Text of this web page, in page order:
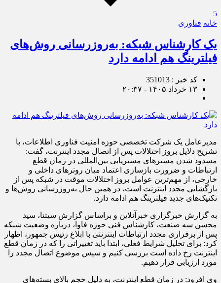
5
خانه فناوری
یک کارشناس شبکه: به‌روزرسانی روش‌های
فیلترینگ هم ادامه دارد
کد خبر : 351013
۱۳ خرداد ۱۴۰۵ - ۲۰:۳۷
مدیرعامل یک شرکت تخصصی حوزه امنیت فناوری اطلاعات، با
تشریح دلایل بروز اختلالات پس از اتصال مجدد اینترنت، گفت:
مسدود شدن مسیرهای مسیریابی بین‌المللی در زمان قطع
ارتباطات و ضرورت بازسازی اعتماد میان روترهای داخلی و
خارجی، از مهم‌ترین عوامل بروز اختلالات موقت در شبکه پس از
بازگشایی مجدد اینترنت است، در همین حال به‌روزرسانی روش‌ها و
تکنیک‌های جدید فیلترینگ هم ادامه دارد.
به گزارش خبرگزاری خبرآنلاین و براساس گزارش سیتنا، سید
محسن سه صنعت، کارشناس فنی حوزه فاوا، درباره وضعیت شبکه
پس از برقراری مجدد ارتباطات اینترنتی با ابلاغ رئیس جمهور، اظهار
کرد: برای تحلیل شرایط فعلی، ابتدا باید تغییراتی را که در زمان قطع
اینترنت رخ داده است بررسی کنیم و سپس موضوع اتصال مجدد را
مورد ارزیابی قرار دهیم.
وی افزود: در زمان قطع اینترنت، به دلیل حجم بالای بسته‌های